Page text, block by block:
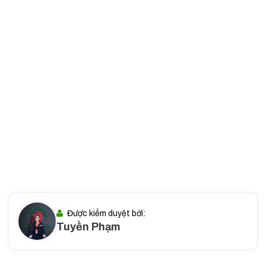
Diện tích mỗi sàn lên đến 2.233m²
nghiệp bố trí không gian làm việc linh hoạt, tối ưu hiệu suất
hoạt động.
Được kiểm duyệt bởi:
Tuyền Phạm